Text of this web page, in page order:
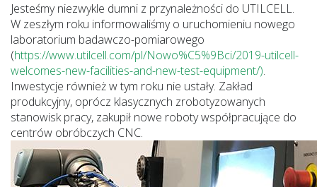
Jesteśmy niezwykle dumni z przynależności do UTILCELL.
W zeszłym roku informowaliśmy o uruchomieniu nowego
laboratorium badawczo-pomiarowego
(https://www.utilcell.com/pl/Nowo%C5%9Bci/2019-utilcell-
welcomes-new-facilities-and-new-test-equipment/).
Inwestycje również w tym roku nie ustały. Zakład
produkcyjny, oprócz klasycznych zrobotyzowanych
stanowisk pracy, zakupił nowe roboty współpracujące do
centrów obróbczych CNC.